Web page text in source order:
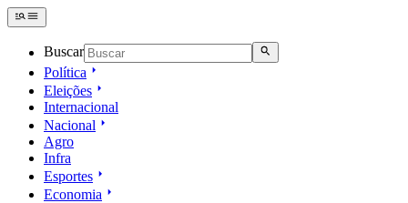
Buscar
Política
Eleições
Internacional
Nacional
Agro
Infra
Esportes
Economia